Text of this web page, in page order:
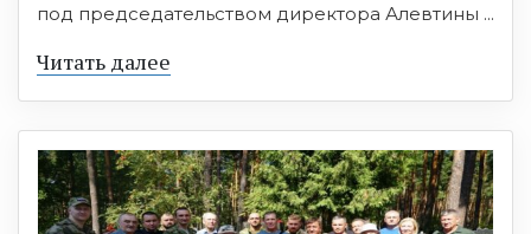
под председательством директора Алевтины ...
Читать далее